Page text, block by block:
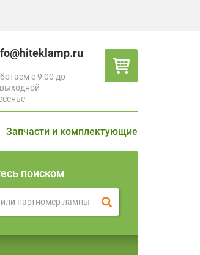
с 9:00 до
-
Запчасти и комплектующие
поиском